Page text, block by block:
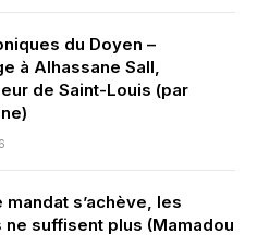
du Doyen –
à Alhassane Sall,
de Saint-Louis (par
mandat s’achève, les
ne suffisent plus (Mamadou